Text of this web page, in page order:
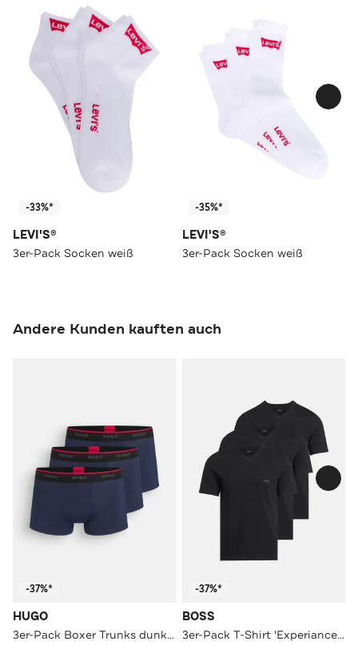
-33%*
LEVI'S®
3er-Pack Socken weiß
-35%*
LEVI'S®
3er-Pack Socken weiß
Andere Kunden kauften auch
-37%*
HUGO
3er-Pack Boxer Trunks dunkelblau
-37%*
BOSS
3er-Pack T-Shirt 'Experiance' schwarz